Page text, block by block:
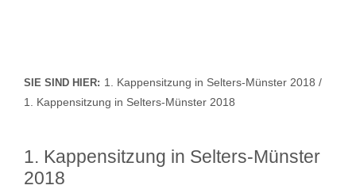
SIE SIND HIER: 1. Kappensitzung in Selters-Münster 2018 /
1. Kappensitzung in Selters-Münster 2018
1. Kappensitzung in Selters-Münster
2018